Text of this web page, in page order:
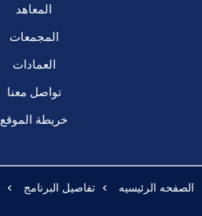
المعاهد
المجمعات
العمادات
تواصل معنا
خريطة الموقع
الصفحه الرئيسيه تفاصيل البرنامج